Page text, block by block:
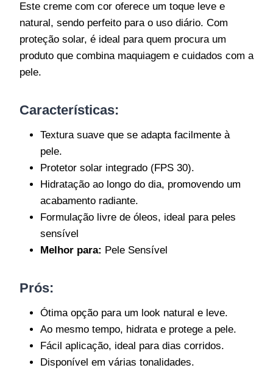
Este creme com cor oferece um toque leve e
natural, sendo perfeito para o uso diário. Com
proteção solar, é ideal para quem procura um
produto que combina maquiagem e cuidados com a
pele.
Características:
Textura suave que se adapta facilmente à
pele.
Protetor solar integrado (FPS 30).
Hidratação ao longo do dia, promovendo um
acabamento radiante.
Formulação livre de óleos, ideal para peles
sensível
Melhor para: Pele Sensível
Prós:
Ótima opção para um look natural e leve.
Ao mesmo tempo, hidrata e protege a pele.
Fácil aplicação, ideal para dias corridos.
Disponível em várias tonalidades.